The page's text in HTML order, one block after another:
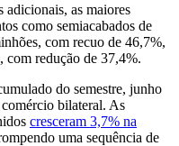
adicionais, as maiores
como semiacabados de
com recuo de 46,7%,
com redução de 37,4%.
do semestre, junho
bilateral. As
cresceram 3,7% na
uma sequência de